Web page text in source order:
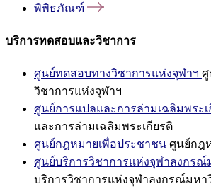
พิพิธภัณฑ์
บริการทดสอบและวิชาการ
ศูนย์ทดสอบทางวิชาการแห่งจุฬาฯ ศู
วิชาการแห่งจุฬาฯ
ศูนย์การแปลและการล่ามเฉลิมพระเ
และการล่ามเฉลิมพระเกียรติ
ศูนย์กฎหมายเพื่อประชาชน ศูนย์กฎ
ศูนย์บริการวิชาการแห่งจุฬาลงกรณ์
บริการวิชาการแห่งจุฬาลงกรณ์มหา